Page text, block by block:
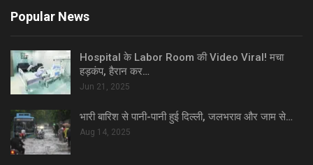
Popular News
Hospital के Labor Room की Video Viral! मचा
हड़कंप, हैरान कर…
Jun 21, 2025
भारी बारिश से पानी-पानी हुई दिल्ली, जलभराव और जाम से…
Aug 14, 2025